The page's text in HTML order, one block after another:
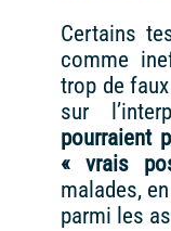
Certains
comme
trop de
sur
pourraient
« vrais
malades,
parmi les